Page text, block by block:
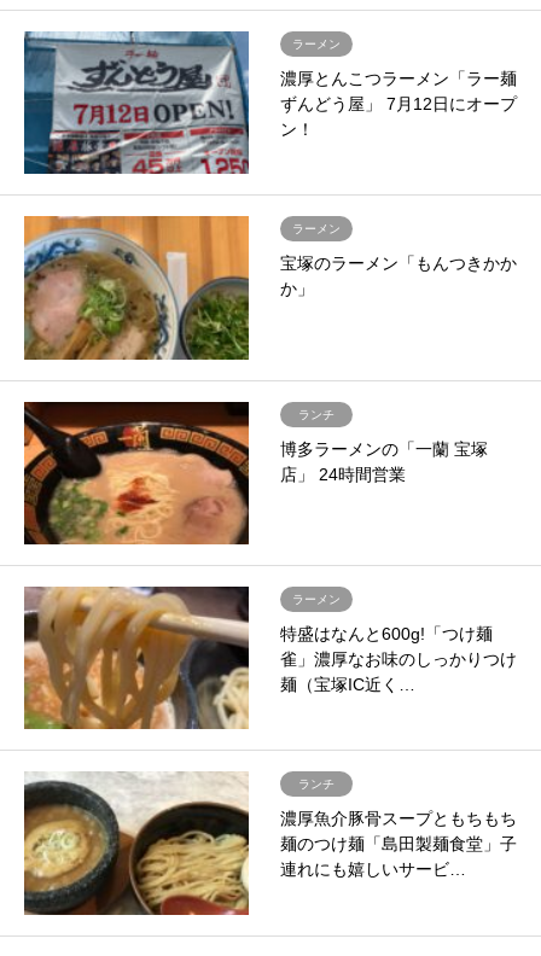
ラーメン
濃厚とんこつラーメン「ラー麺
ずんどう屋」 7月12日にオープ
ン！
ラーメン
宝塚のラーメン「もんつきかか
か」
ランチ
博多ラーメンの「一蘭 宝塚
店」 24時間営業
ラーメン
特盛はなんと600g!「つけ麺
雀」濃厚なお味のしっかりつけ
麺（宝塚IC近く…
ランチ
濃厚魚介豚骨スープともちもち
麺のつけ麺「島田製麺食堂」子
連れにも嬉しいサービ…